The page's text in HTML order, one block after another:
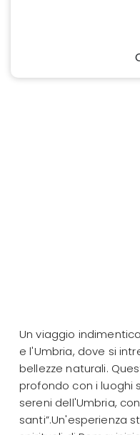
Un viaggio
e l'Umbria, dove si
bellezze naturali.
profondo con i luoghi
sereni dell'Umbria,
santi”.Un'esperienza